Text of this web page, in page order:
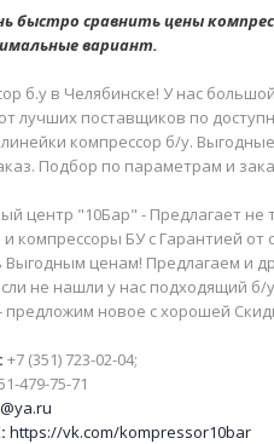
быстро сравнить цены
вариант.
б.у в Челябинске! У нас
лучших поставщиков по
компрессор б/у. Выгодные
Подбор по параметрам и
центр "10Бар" - Предлагает не
компрессоры БУ с Гарантией от
Выгодным ценам! Предлагаем и
не нашли у нас подходящий б/
предложим новое с хорошей
+7 (351) 723-02-04;
479-75-71
https://vk.com/kompressor10bar